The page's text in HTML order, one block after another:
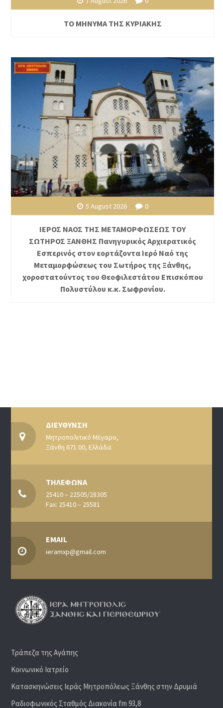
ΤΟ ΜΗΝΥΜΑ ΤΗΣ ΚΥΡΙΑΚΗΣ
5 August 2026 0
ΙΕΡΟΣ ΝΑΟΣ ΤΗΣ ΜΕΤΑΜΟΡΦΩΣΕΩΣ ΤΟΥ
ΣΩΤΗΡΟΣ ΞΑΝΘΗΣ Πανηγυρικός Αρχιερατικός
Εσπερινός στον εορτάζοντα Ιερό Ναό της
Μεταμορφώσεως του Σωτήρος της Ξάνθης,
χοροστατούντος του Θεοφιλεστάτου Επισκόπου
Πολυστύλου κ.κ. Σωφρονίου.
ΔΙΕΥΘΥΝΣΗ
Μητροπολιτικό Μέγαρο,
Ξάνθη 671 00, Ελλάδα
ΤΗΛΕΦΩΝΑ
25410 – 22505/28305
Fax: 25410 – 25581
EMAIL
ieramxp@gmail.com
Τράπεζα της Αγάπης
Κοινωνικό Ιατρείο
Κατασκηνώσεις Ιεράς Μητροπόλεως Ξάνθης στην Δρυμιά
Ραδιoφωνικός Σταθμός Διακονία fm 93,8